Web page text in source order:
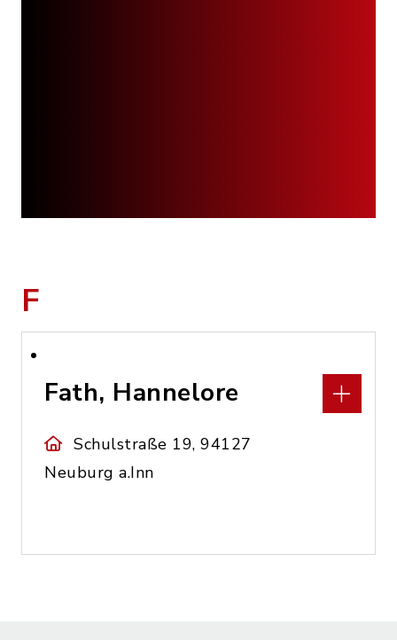
F
Fath, Hannelore
Schulstraße 19, 94127
Neuburg a.Inn